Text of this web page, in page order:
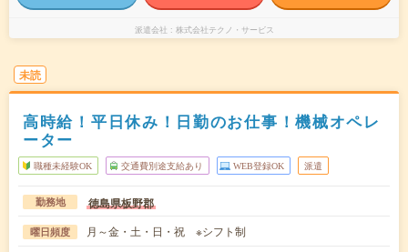
派遣会社 株式会社テクノ・サービス
未読
高時給！平日休み！日勤のお仕事！機械オペレ
ーター
職種未経験OK 交通費別途支給あり WEB登録OK 派遣
勤務地 徳島県板野郡
曜日頻度 月～金・土・日・祝 ※シフト制